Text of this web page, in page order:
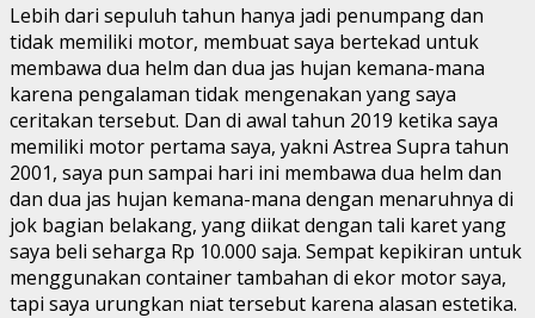
Lebih dari sepuluh tahun hanya jadi penumpang dan
tidak memiliki motor, membuat saya bertekad untuk
membawa dua helm dan dua jas hujan kemana-mana
karena pengalaman tidak mengenakan yang saya
ceritakan tersebut. Dan di awal tahun 2019 ketika saya
memiliki motor pertama saya, yakni Astrea Supra tahun
2001, saya pun sampai hari ini membawa dua helm dan
dan dua jas hujan kemana-mana dengan menaruhnya di
jok bagian belakang, yang diikat dengan tali karet yang
saya beli seharga Rp 10.000 saja. Sempat kepikiran untuk
menggunakan container tambahan di ekor motor saya,
tapi saya urungkan niat tersebut karena alasan estetika.